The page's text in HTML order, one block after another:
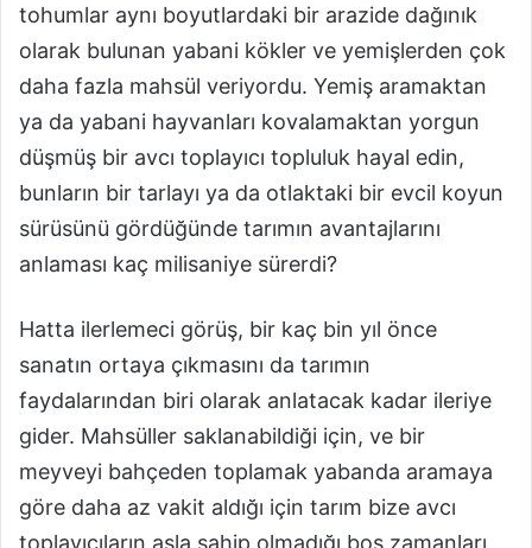
tohumlar aynı boyutlardaki bir arazide dağınık
olarak bulunan yabani kökler ve yemişlerden çok
daha fazla mahsül veriyordu. Yemiş aramaktan
ya da yabani hayvanları kovalamaktan yorgun
düşmüş bir avcı toplayıcı topluluk hayal edin,
bunların bir tarlayı ya da otlaktaki bir evcil koyun
sürüsünü gördüğünde tarımın avantajlarını
anlaması kaç milisaniye sürerdi?
Hatta ilerlemeci görüş, bir kaç bin yıl önce
sanatın ortaya çıkmasını da tarımın
faydalarından biri olarak anlatacak kadar ileriye
gider. Mahsüller saklanabildiği için, ve bir
meyveyi bahçeden toplamak yabanda aramaya
göre daha az vakit aldığı için tarım bize avcı
toplayıcıların asla sahip olmadığı boş zamanları